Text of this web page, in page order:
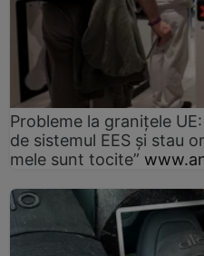
Probleme la granițele
de sistemul EES și stau
mele sunt tocite”